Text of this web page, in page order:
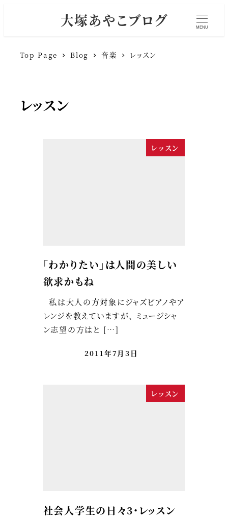
大塚あやこブログ MENU
Top Page Blog 音楽 レッスン
レッスン
レッスン
「わかりたい」は人間の美しい
欲求かもね
私は大人の方対象にジャズピアノやア
レンジを教えていますが、 ミュージシャ
ン志望の方はと […]
2011年7月3日
レッスン
社会人学生の日々3・レッスン